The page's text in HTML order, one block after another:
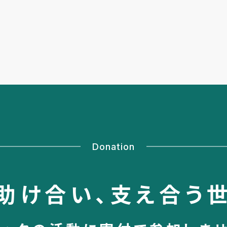
Donation
け合い、 支え合う